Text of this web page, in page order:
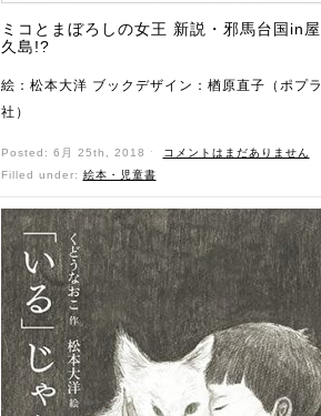
ミコとまぼろしの女王 新説・邪馬台国in屋
久島!?
絵：松本大洋 ブックデザイン：楢原直子（ポプラ
社）
Posted: 6月 25th, 2018 ˑ
コメントはまだありません
Filled under: 絵本・児童書